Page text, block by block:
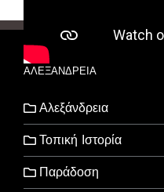
ΑΛΕΞΑΝΔΡΕΙΑ
Αλεξάνδρεια
Τοπική Ιστορία
Παράδοση